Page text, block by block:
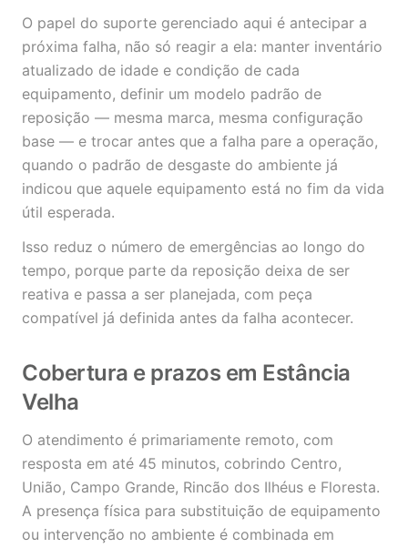
O papel do suporte gerenciado aqui é antecipar a
próxima falha, não só reagir a ela: manter inventário
atualizado de idade e condição de cada
equipamento, definir um modelo padrão de
reposição — mesma marca, mesma configuração
base — e trocar antes que a falha pare a operação,
quando o padrão de desgaste do ambiente já
indicou que aquele equipamento está no fim da vida
útil esperada.
Isso reduz o número de emergências ao longo do
tempo, porque parte da reposição deixa de ser
reativa e passa a ser planejada, com peça
compatível já definida antes da falha acontecer.
Cobertura e prazos em Estância
Velha
O atendimento é primariamente remoto, com
resposta em até 45 minutos, cobrindo Centro,
União, Campo Grande, Rincão dos Ilhéus e Floresta.
A presença física para substituição de equipamento
ou intervenção no ambiente é combinada em